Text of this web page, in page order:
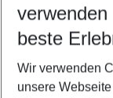
Wähle deinen
2 Erwachsene
beste
Wir verwenden
unsere